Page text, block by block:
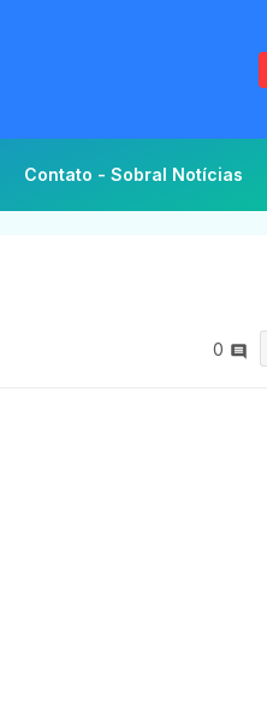
Contato - Sobral Notícias
0